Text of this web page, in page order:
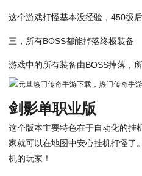
这个游戏打怪基本没经验，450级
三，所有BOSS都能掉落终极装备
游戏中的所有装备由BOSS掉落，
剑影单职业版
这个版本主要特色在于自动化的挂
家就可以在地图中安心挂机打怪了
机的玩家！